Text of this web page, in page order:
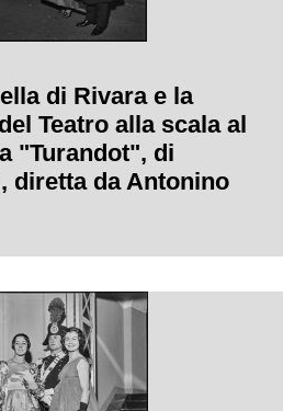
di Rivara e la
Teatro alla scala al
"Turandot", di
diretta da Antonino
la stagione